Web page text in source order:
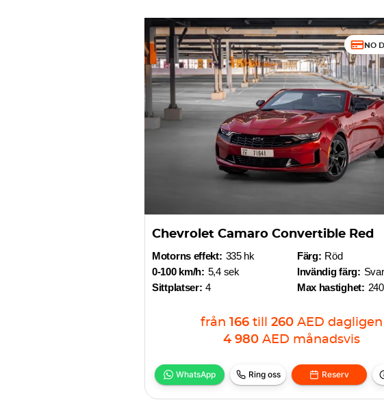
NO
Chevrolet Camaro Convertible Red
Motorns effekt: 335 hk
0-100 km/h: 5,4 sek
Sittplatser: 4
Färg: Röd
Invändig färg:
Max hastighet:
från 166 till 260 AED dagligen
4 980 AED månadsvis
WhatsApp Ring oss Reserv